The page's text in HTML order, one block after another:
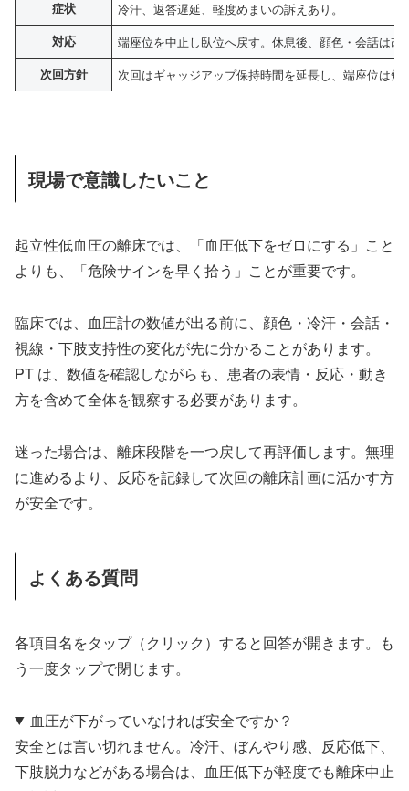
症状 冷汗、返答遅延、軽度めまいの訴えあり。
対応 端座位を中止し臥位へ戻す。休息後、顔色・会話は改
次回方針 次回はギャッジアップ保持時間を延長し、端座位は短
現場で意識したいこと
起立性低血圧の離床では、「血圧低下をゼロにする」こと
よりも、「危険サインを早く拾う」ことが重要です。
臨床では、血圧計の数値が出る前に、顔色・冷汗・会話・
視線・下肢支持性の変化が先に分かることがあります。
PT は、数値を確認しながらも、患者の表情・反応・動き
方を含めて全体を観察する必要があります。
迷った場合は、離床段階を一つ戻して再評価します。無理
に進めるより、反応を記録して次回の離床計画に活かす方
が安全です。
よくある質問
各項目名をタップ（クリック）すると回答が開きます。も
う一度タップで閉じます。
血圧が下がっていなければ安全ですか？
安全とは言い切れません。冷汗、ぼんやり感、反応低下、
下肢脱力などがある場合は、血圧低下が軽度でも離床中止